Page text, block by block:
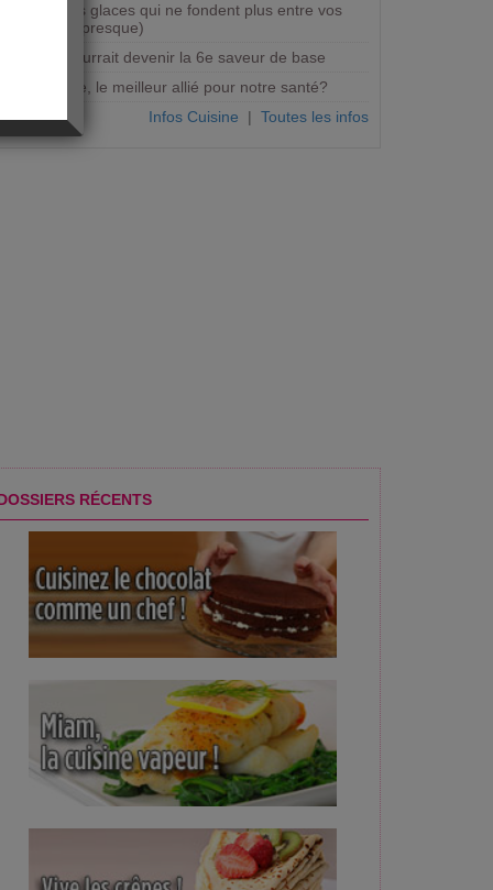
au menu des fêtes
Bientôt des glaces qui ne fondent plus entre vos
mains (ou presque)
Le gras pourrait devenir la 6e saveur de base
Micro-onde, le meilleur allié pour notre santé?
Infos Cuisine | Toutes les infos
RÉCENTS